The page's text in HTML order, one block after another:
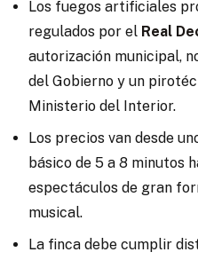
Los fuegos artificiales
regulados por el Real
autorización municipal,
del Gobierno y un
Ministerio del Interior.
Los precios van desde
básico de 5 a 8 minutos
espectáculos de gran
musical.
La finca debe cumplir